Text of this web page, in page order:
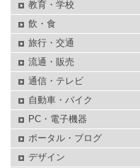
教育・学校
飲・食
旅行・交通
流通・販売
通信・テレビ
自動車・バイク
PC・電子機器
ポータル・ブログ
デザイン